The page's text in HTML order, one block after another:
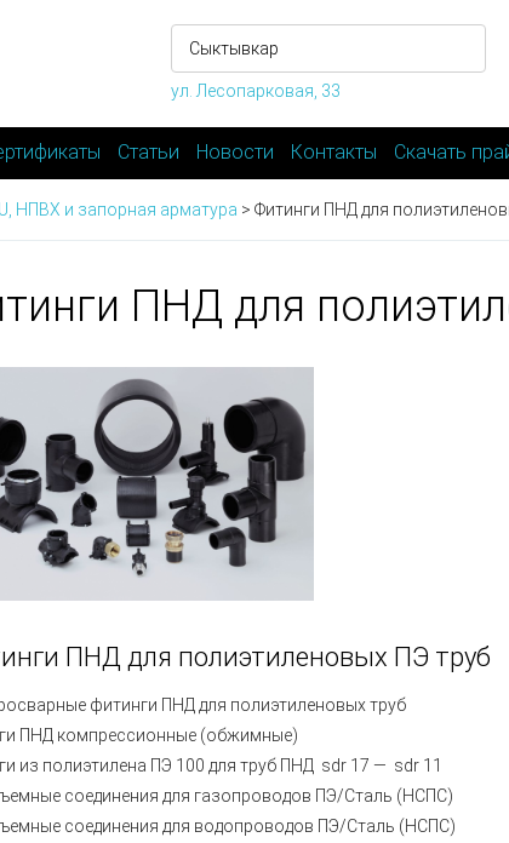
ул. Лесопарковая, 33
Статьи Новости Контакты Скачать
НПВХ и запорная арматура > Фитинги ПНД для
ПНД для
ПНД для полиэтиленовых ПЭ труб
фитинги ПНД для полиэтиленовых труб
ПНД компрессионные (обжимные)
из полиэтилена ПЭ 100 для труб ПНД sdr 17 ― sdr 11
соединения для газопроводов ПЭ/Сталь (НСПС)
соединения для водопроводов ПЭ/Сталь (НСПС)